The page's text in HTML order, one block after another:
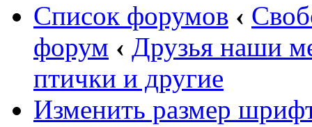
Список форумов ‹
форум ‹ Друзья наши
птички и другие
Изменить размер